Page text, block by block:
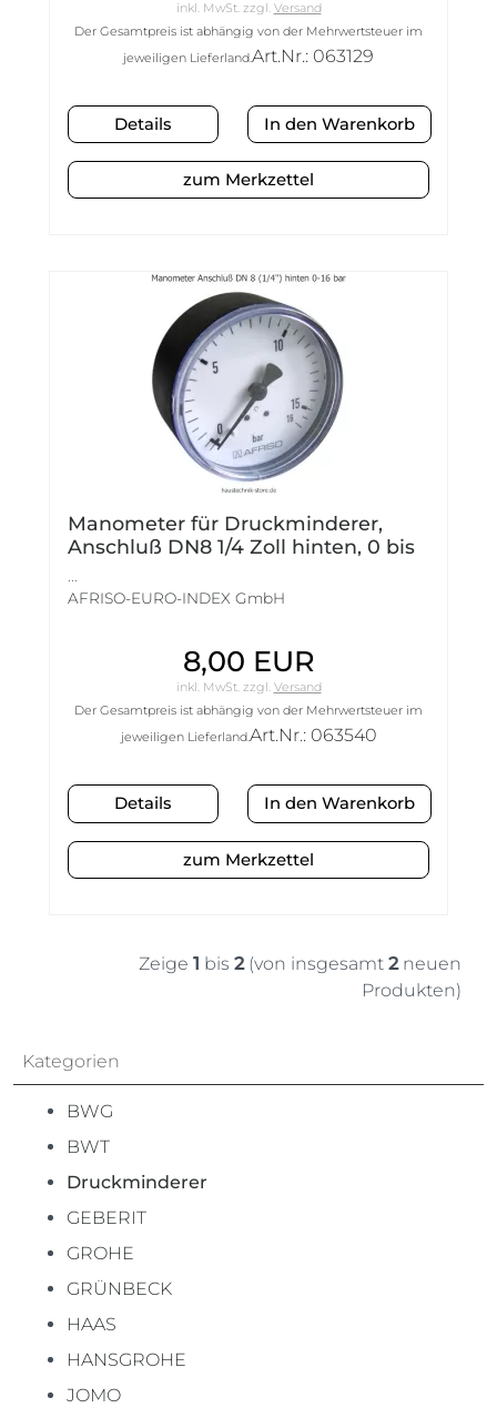
inkl. MwSt. zzgl. Versand
Der Gesamtpreis ist abhängig von der Mehrwertsteuer im
jeweiligen Lieferland.Art.Nr.: 063129
Details
zum Merkzettel
Manometer für Druckminderer,
Anschluß DN8 1/4 Zoll hinten, 0 bis
...
AFRISO-EURO-INDEX GmbH
8,00 EUR
inkl. MwSt.zzgl. Versand
Der Gesamtpreis ist abhängig von der Mehrwertsteuer im
jeweiligen Lieferland.Art.Nr.: 063540
Details
zum Merkzettel
Zeige 1 bis 2(von insgesamt 2neuen
Produkten)
Kategorien
BWG
BWT
Druckminderer
GEBERIT
GROHE
GRÜNBECK
HAAS
HANSGROHE
JOMO